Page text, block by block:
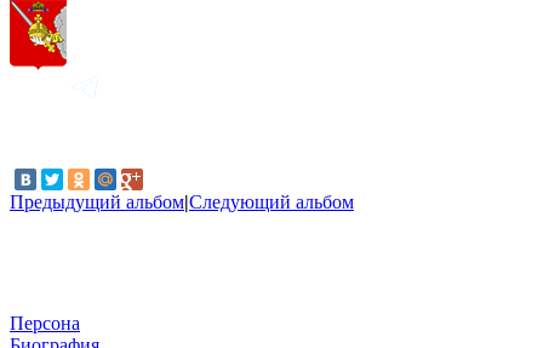
Предыдущий альбом|Следующий альбом
Персона